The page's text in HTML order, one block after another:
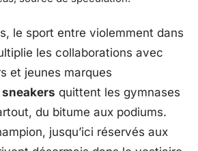
le sport entre violemment dans
les collaborations avec
et jeunes marques
sneakers quittent les gymnases
du bitume aux podiums.
jusqu’ici réservés aux